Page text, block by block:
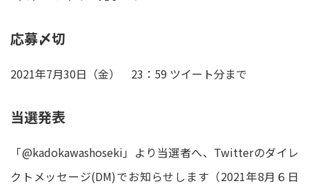
応募〆切
2021年7月30日（金） 23：59 ツイート分まで
当選発表
「@kadokawashoseki」より当選者へ、Twitterのダイレ
クトメッセージ(DM)でお知らせします（2021年8月６日